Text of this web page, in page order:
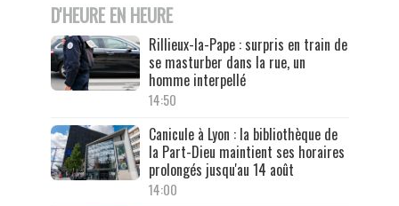
D'HEURE EN HEURE
Rillieux-la-Pape : surpris en train de
se masturber dans la rue, un
homme interpellé
14:50
Canicule à Lyon : la bibliothèque de
la Part-Dieu maintient ses horaires
prolongés jusqu'au 14 août
14:00